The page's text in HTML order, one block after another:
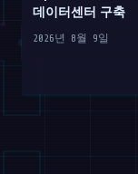
데이터센터 구축
2026년 8월 9일